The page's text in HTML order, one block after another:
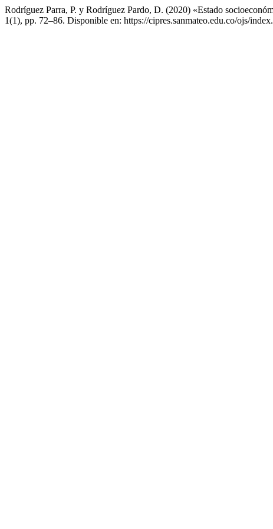
Rodríguez Parra, P. y Rodríguez Pardo, D. (2020) «Estado
1(1), pp. 72–86. Disponible en: https://cipres.sanmateo.edu.co/ojs/